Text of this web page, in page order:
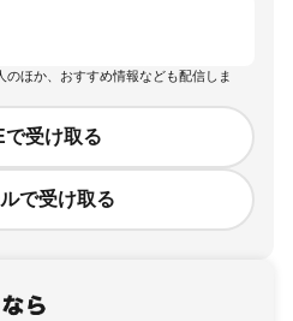
のほか、おすすめ情報なども配信しま
で受け取る
で受け取る